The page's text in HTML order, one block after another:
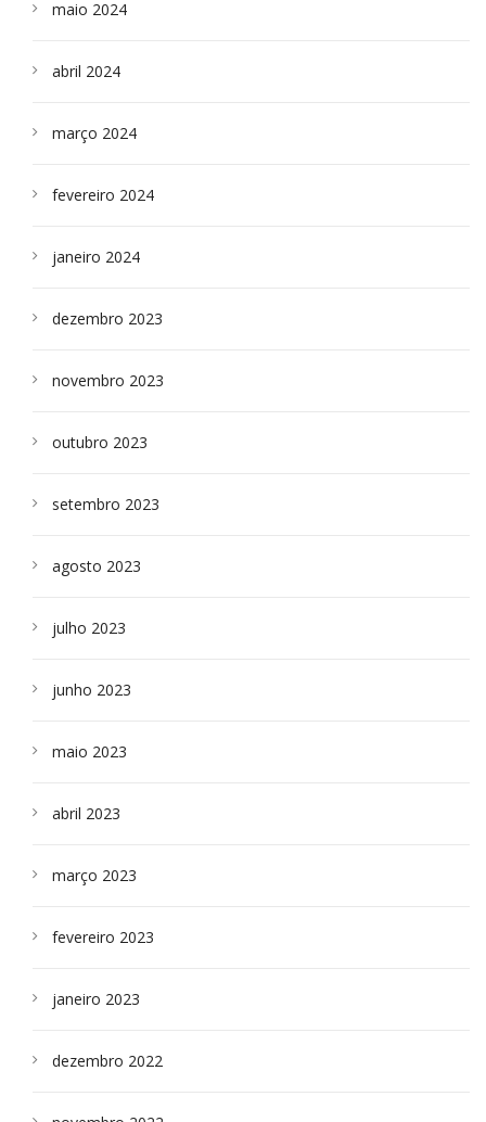
maio 2024
abril 2024
março 2024
fevereiro 2024
janeiro 2024
dezembro 2023
novembro 2023
outubro 2023
setembro 2023
agosto 2023
julho 2023
junho 2023
maio 2023
abril 2023
março 2023
fevereiro 2023
janeiro 2023
dezembro 2022